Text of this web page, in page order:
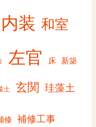
内装 和室
左官 床 新築
土 玄関 珪藻土
修 補修工事